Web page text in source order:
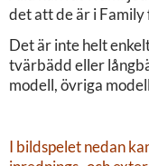
det att de är i
Det är inte helt
tvärbädd eller
modell, övriga
I bildspelet nedan